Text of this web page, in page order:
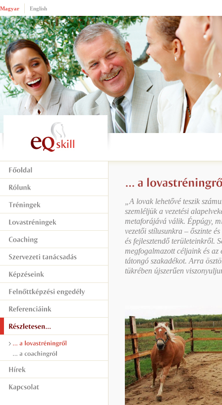
Magyar English
„A lovak lehetővé teszik
szemléljük a vezetési
metaforájává válik. Éppúgy,
vezetői stílusunkra – őszinte
és fejlesztendő területeinkről.
megfogalmazott céljaink és az
tátongó szakadékot. Arra
tükrében újszerűen